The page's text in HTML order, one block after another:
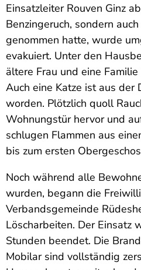
Einsatzleiter Rouven Ginz
Benzingeruch, sondern
genommen hatte, wurde
evakuiert. Unter den
ältere Frau und eine
Auch eine Katze ist aus
worden. Plötzlich quoll
Wohnungstür hervor und
schlugen Flammen aus
bis zum ersten
Noch während alle
wurden, begann die
Verbandsgemeinde
Löscharbeiten. Der Einsatz
Stunden beendet. Die
Mobilar sind vollständig